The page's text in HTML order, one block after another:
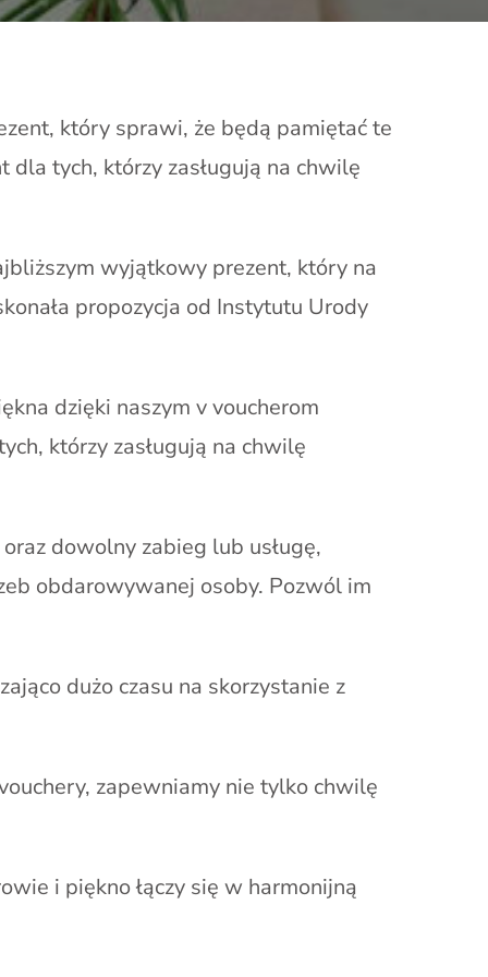
który sprawi, że będą pamiętać te
dla tych, którzy zasługują na chwilę
wyjątkowy prezent, który na
propozycja od Instytutu Urody
dzięki naszym v voucherom
którzy zasługują na chwilę
dowolny zabieg lub usługę,
obdarowywanej osoby. Pozwól im
dużo czasu na skorzystanie z
zapewniamy nie tylko chwilę
i piękno łączy się w harmonijną